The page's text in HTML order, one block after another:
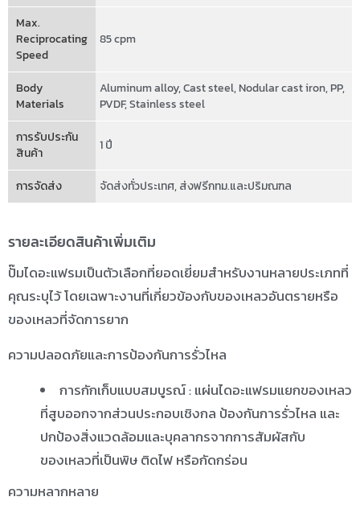
Max.
Reciprocating
Speed
85 cpm
Body
Materials
Aluminum alloy,Cast steel,Nodular cast iron,PP,
PVDF,Stainless steel
การรับประกัน
สินค้า
1 ปี
การจัดส่ง จัดส่งทั่วประเทศ,ส่งฟรีกทม.และปริมณฑล
รายละเอียดสินค้าเพิ่มเติม
ปั๊มไดอะแฟรมเป็นตัวเลือกที่ยอดเยี่ยมสำหรับงานหลายประเภทที่
คุณระบุไว้ โดยเฉพาะงานที่เกี่ยวข้องกับของเหลวอันตรายหรือ
ของเหลวที่จัดการยาก
ความปลอดภัยและการป้องกันการรั่วไหล
การกักเก็บแบบสมบูรณ์ : แผ่นไดอะแฟรมแยกของเหลว
ที่สูบออกจากส่วนประกอบเชิงกล ป้องกันการรั่วไหล และ
ปกป้องสิ่งแวดล้อมและบุคลากรจากการสัมผัสกับ
ของเหลวที่เป็นพิษ ติดไฟ หรือกัดกร่อน
ความหลากหลาย